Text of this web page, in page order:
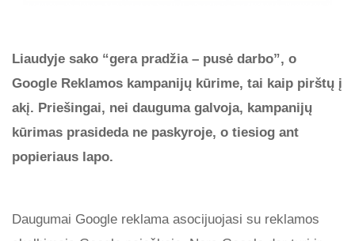
Liaudyje sako “gera pradžia – pusė darbo”, o
Google Reklamos kampanijų kūrime, tai kaip pirštų į
akį. Priešingai, nei dauguma galvoja, kampanijų
kūrimas prasideda ne paskyroje, o tiesiog ant
popieriaus lapo.
Daugumai Google reklama asocijuojasi su reklamos